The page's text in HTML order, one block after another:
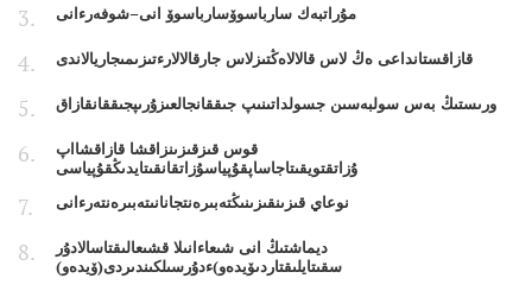
مۇراتبەك سارباسوۆسارباسوۆ انى–شوفەرءانى
قازاقستانداعى ەڭ لاس قالالاەڭتىزلاس جارقالالارءتىزىمىجاريالاندى
ورىستىڭ بەس سولبەسىن جسولداتىنىپ جىققانجالعىزۇرىپجىققانقازاق
قوس قىزقىزىنزاقشا قازاقشااپ
ۇزاتقتويقىتاجاساپقۇپياسۇزاتقانقىتايدىڭقۇپياسى
نوعاي قىزىنقىزىنىڭتەبىرەنتجانانىتەبىرەنتەرءانى
ديماشتىڭ انى شىعاءانىلا قشىعالىقتاسالادۇر
سقىتايلىقتاردىۆيدەو)ءدۇرسىلكىندىردى(ۆيدەو)